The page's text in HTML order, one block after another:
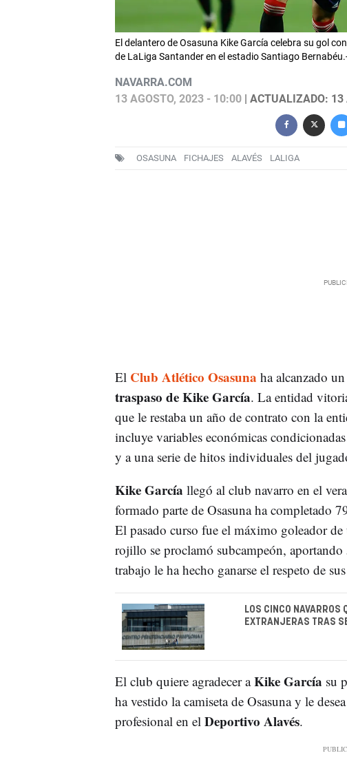
El delantero de Osasuna Kike García celebra su gol
de LaLiga Santander en el estadio Santiago
NAVARRA.COM
13 AGOSTO, 2023 - 10:00| ACTUALIZADO: 13
OSASUNA FICHAJES ALAVÉS LALIGA
El Club Atlético Osasuna ha alcanzado
traspaso de Kike García. La entidad
que le restaba un año de contrato con la
incluye variables económicas
y a una serie de hitos individuales del
Kike García llegó al club navarro en el
formado parte de Osasuna ha completado
El pasado curso fue el máximo goleador
rojillo se proclamó subcampeón,
trabajo le ha hecho ganarse el respeto de
LOS CINCO NAVARROS
EXTRANJERAS TRAS
El club quiere agradecer aKike García su
ha vestido la camiseta de Osasuna y le
profesional en el Deportivo Alavés.